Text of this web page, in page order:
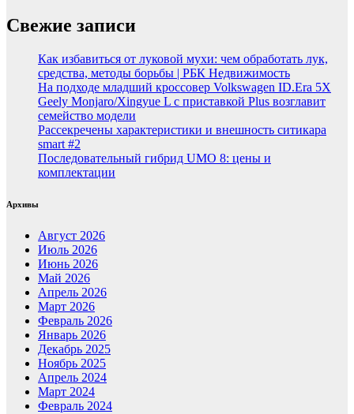
Свежие записи
Как избавиться от луковой мухи: чем обработать лук,
средства, методы борьбы | РБК Недвижимость
На подходе младший кроссовер Volkswagen ID.Era 5X
Geely Monjaro/Xingyue L с приставкой Plus возглавит
семейство модели
Рассекречены характеристики и внешность ситикара
smart #2
Последовательный гибрид UMO 8: цены и
комплектации
Архивы
Август 2026
Июль 2026
Июнь 2026
Май 2026
Апрель 2026
Март 2026
Февраль 2026
Январь 2026
Декабрь 2025
Ноябрь 2025
Апрель 2024
Март 2024
Февраль 2024